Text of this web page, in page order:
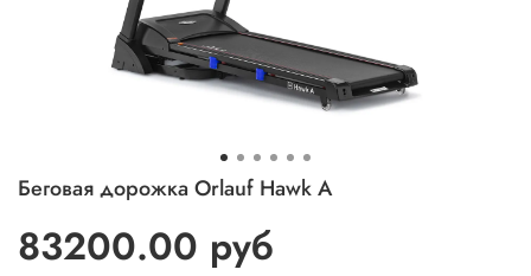
Беговая дорожка Orlauf Hawk A
83200.00 руб